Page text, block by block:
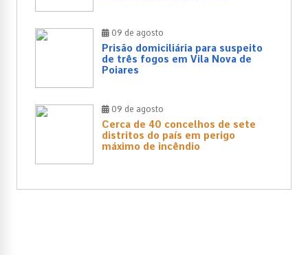
09 de agosto
Prisão domiciliária para suspeito
de três fogos em Vila Nova de
Poiares
09 de agosto
Cerca de 40 concelhos de sete
distritos do país em perigo
máximo de incêndio